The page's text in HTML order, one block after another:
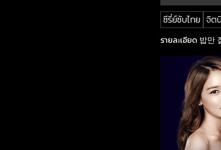
ซีรี่ย์ซับไทย จิต
รายละเอียด 밥만